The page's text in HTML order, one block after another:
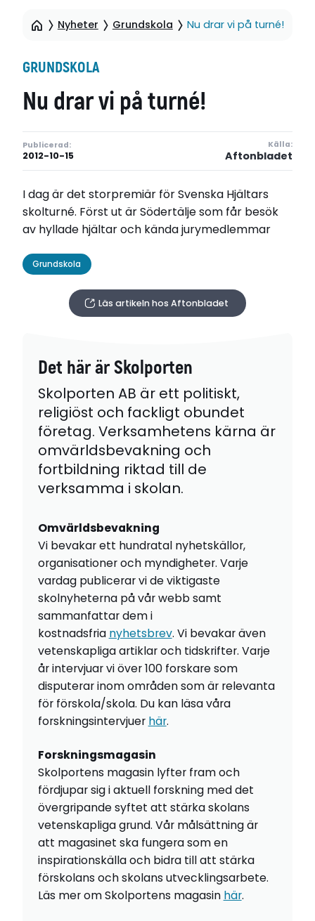
Nyheter Grundskola Nu drar vi på turné!
GRUNDSKOLA
Nu drar vi på turné!
Publicerad:
2012-10-15
Källa:
Aftonbladet
I dag är det storpremiär för Svenska Hjältars
skolturné. Först ut är Södertälje som får besök
av hyllade hjältar och kända jurymedlemmar
Grundskola
Läs artikeln hos Aftonbladet
Det här är Skolporten
Skolporten AB är ett politiskt,
religiöst och fackligt obundet
företag. Verksamhetens kärna är
omvärldsbevakning och
fortbildning riktad till de
verksamma i skolan.
Omvärldsbevakning
Vi bevakar ett hundratal nyhetskällor,
organisationer och myndigheter. Varje
vardag publicerar vi de viktigaste
skolnyheterna på vår webb samt
sammanfattar dem i
kostnadsfria nyhetsbrev. Vi bevakar även
vetenskapliga artiklar och tidskrifter. Varje
år intervjuar vi över 100 forskare som
disputerar inom områden som är relevanta
för förskola/skola. Du kan läsa våra
forskningsintervjuer här.
Forskningsmagasin
Skolportens magasin lyfter fram och
fördjupar sig i aktuell forskning med det
övergripande syftet att stärka skolans
vetenskapliga grund. Vår målsättning är
att magasinet ska fungera som en
inspirationskälla och bidra till att stärka
förskolans och skolans utvecklingsarbete.
Läs mer om Skolportens magasin här.